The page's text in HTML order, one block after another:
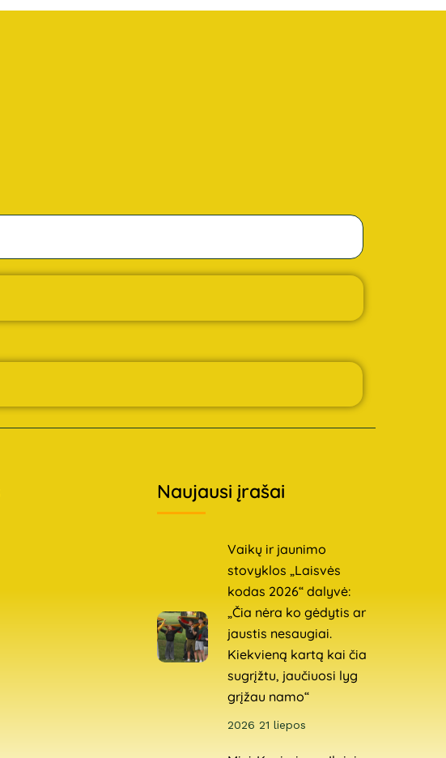
Naujausi įrašai
Vaikų ir jaunimo
stovyklos „Laisvės
kodas 2026“ dalyvė:
„Čia nėra ko gėdytis ar
jaustis nesaugiai.
Kiekvieną kartą kai čia
sugrįžtu, jaučiuosi lyg
grįžau namo“
2026 21 liepos